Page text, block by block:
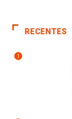
RECENTES
1